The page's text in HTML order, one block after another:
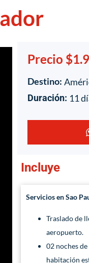
Precio
Destino:
Duración: 11
Incluye
Servicios en Sao
Traslado de
aeropuerto.
02 noches
habitación